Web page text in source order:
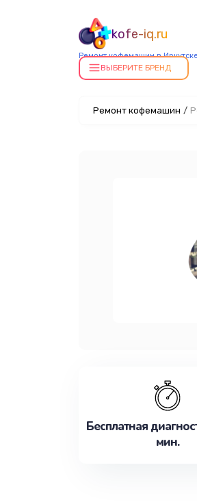
kofe-iq.ru
Ремонт кофемашин в Иркутске
ВЫБЕРИТЕ БРЕНД
Ремонт кофемашин /
Бесплатная
мин.